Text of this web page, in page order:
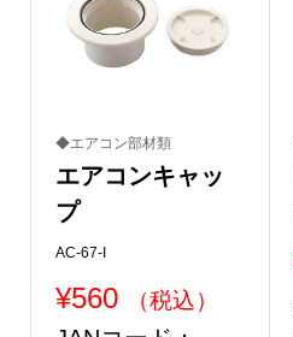
◆エアコン部材類
エアコンキャッ
プ
AC-67-I
¥560 （税込）